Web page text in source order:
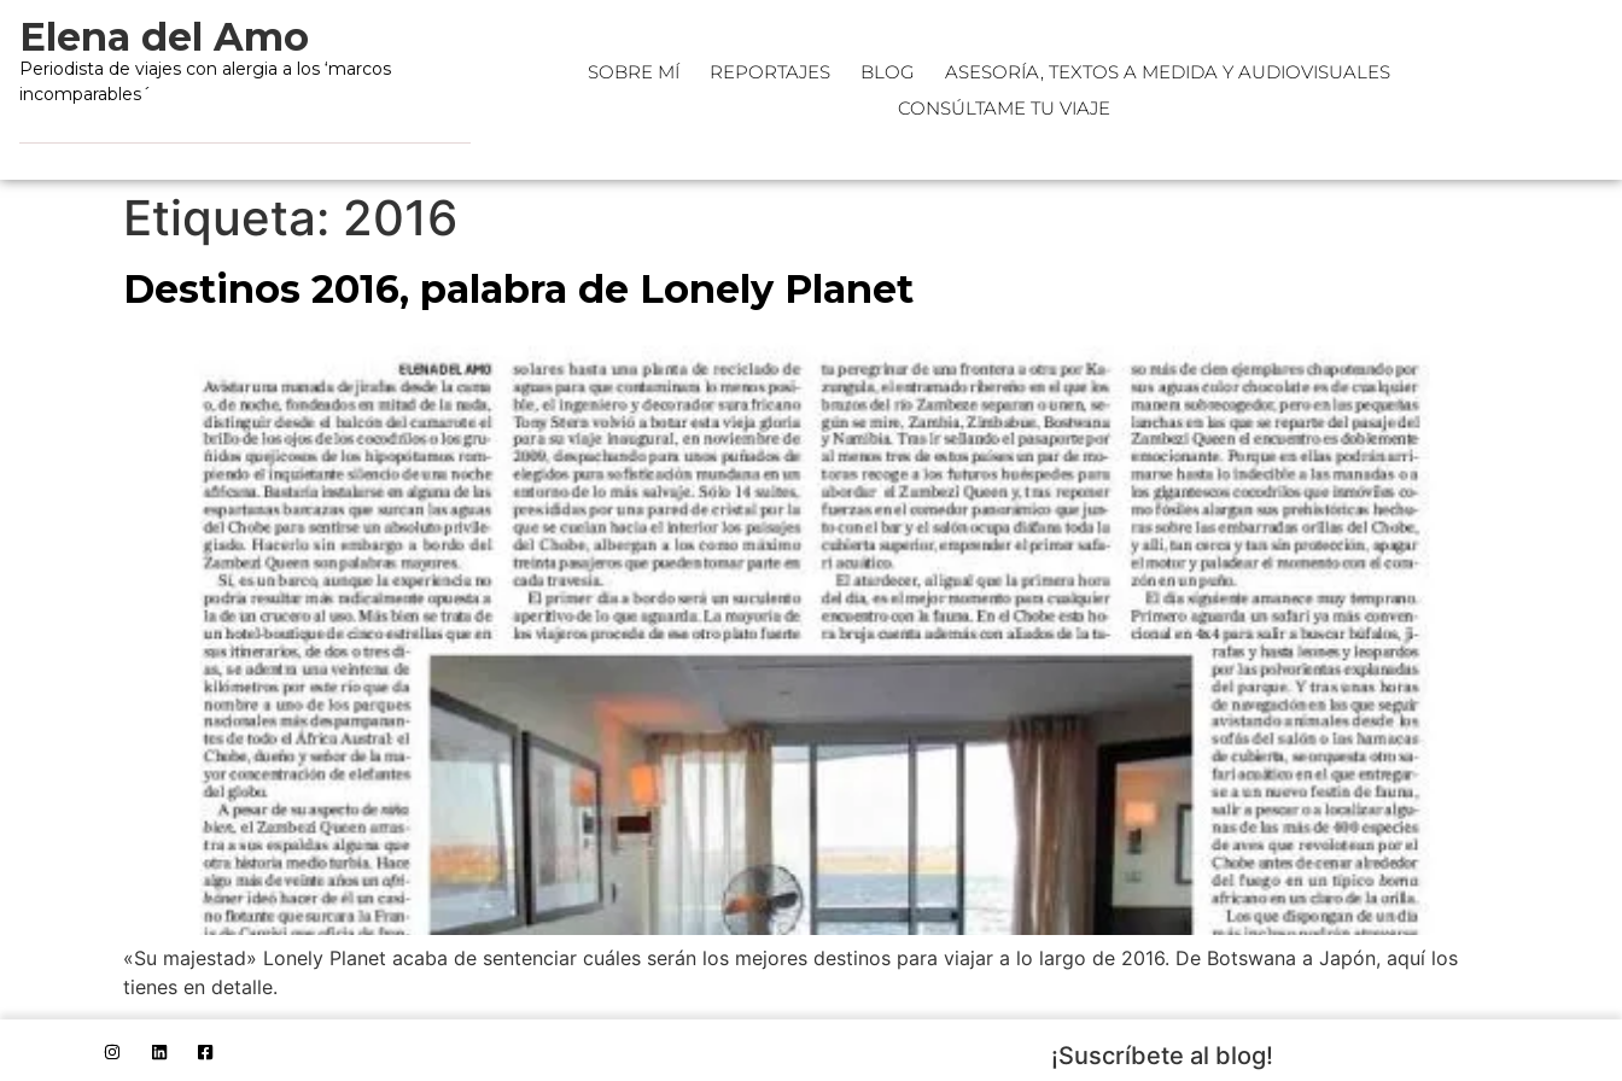
Elena del Amo
Periodista de viajes con alergia a los ‘marcos
incomparables´
SOBRE MÍ REPORTAJES BLOG
ASESORÍA, TEXTOS A MEDIDA Y AUDIOVISUALES
CONSÚLTAME TU VIAJE
Etiqueta: 2016
Destinos 2016, palabra de Lonely Planet
«Su majestad» Lonely Planet acaba de sentenciar cuáles serán los mejores destinos para viajar a lo largo de 2016. De Botswana a Japón, aquí los
tienes en detalle.
¡Suscríbete al blog!